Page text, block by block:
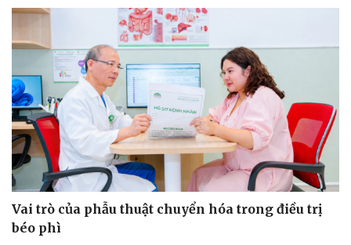
Cải chính
Vai trò của phẫu thuật chuyển hóa trong điều trị
béo phì